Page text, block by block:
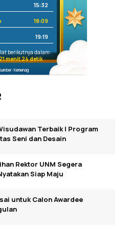
15:32
18:09
19:19
berikutnya dalam:
menit 24 detik
Kemenag
Terbaik I Program
Seni dan Desain
Rektor UNM Segera
Siap Maju
untuk Calon Awardee